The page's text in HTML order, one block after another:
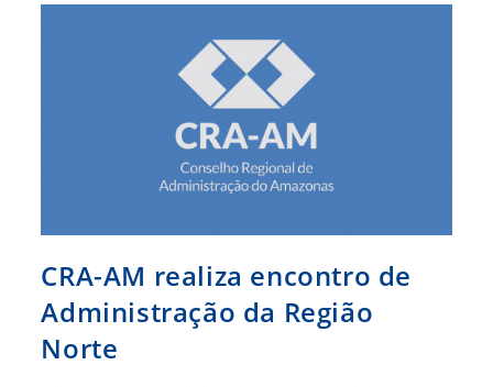
CRA-AM realiza encontro de
Administração da Região
Norte